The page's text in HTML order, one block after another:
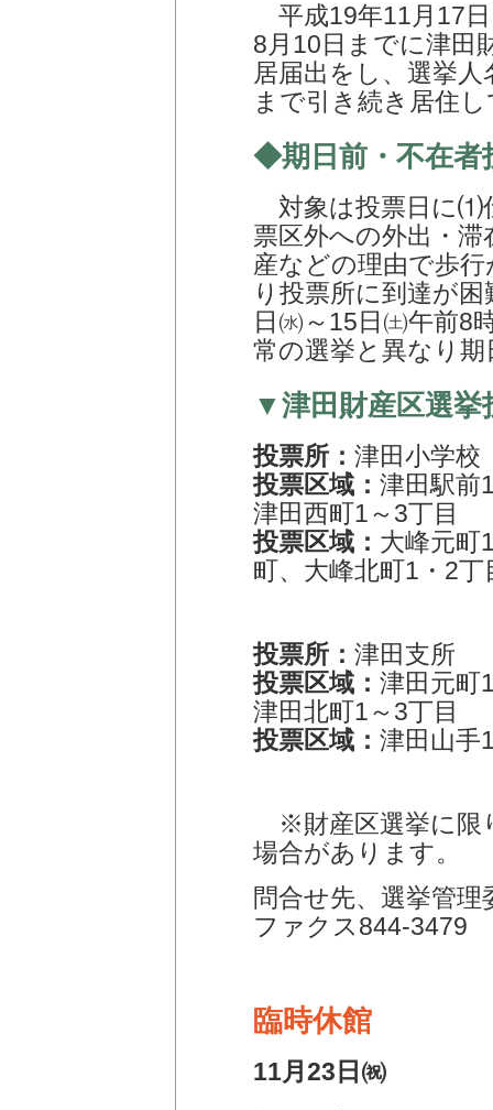
平成19年11月17
8月10日までに津田
居届出をし、選挙
まで引き続き居住
◆期日前・不在者
対象は投票日に⑴
票区外への外出・
産などの理由で歩
り投票所に到達が
日㈬～15日㈯午前8
常の選挙と異なり
▼津田財産区選挙
投票所： 津田小学校
投票区域： 津田駅前
津田西町1～3丁目
投票区域： 大峰元町
町、大峰北町1・2丁
投票所： 津田支所
投票区域： 津田元町
津田北町1～3丁目
投票区域： 津田山手
※財産区選挙に限
場合があります。
問合せ先、選挙管
ファクス844-3479
臨時休館
11月23日㈷